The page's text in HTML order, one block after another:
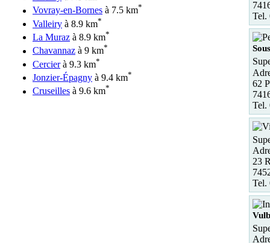
Vovray-en-Bornes à 7.5 km*
Valleiry à 8.9 km*
La Muraz à 8.9 km*
Chavannaz à 9 km*
Cercierà 9.3 km*
Jonzier-Épagny à 9.4 km*
Cruseilles à 9.6 km*
Tel.
62
Tel.
23
Tel.